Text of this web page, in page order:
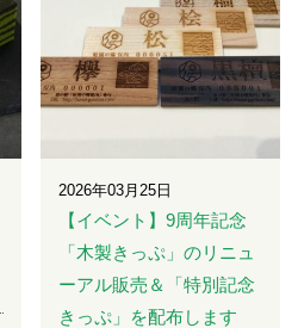
2026年03月25日
【イベント】9周年記念
「木製きっぷ」のリニュ
ーアル販売＆「特別記念
きっぷ」を配布します